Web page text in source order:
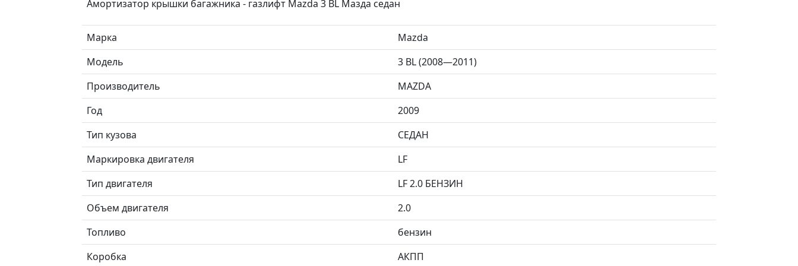
Амортизатор крышки багажника - газлифт Mazda 3 BL Мазда седан
Марка
Mazda
Модель
3 BL (2008—2011)
Производитель
MAZDA
Год
2009
Тип кузова
СЕДАН
Маркировка двигателя
LF
Тип двигателя
LF 2.0 БЕНЗИН
Объем двигателя
2.0
Топливо
бензин
Коробка
АКПП